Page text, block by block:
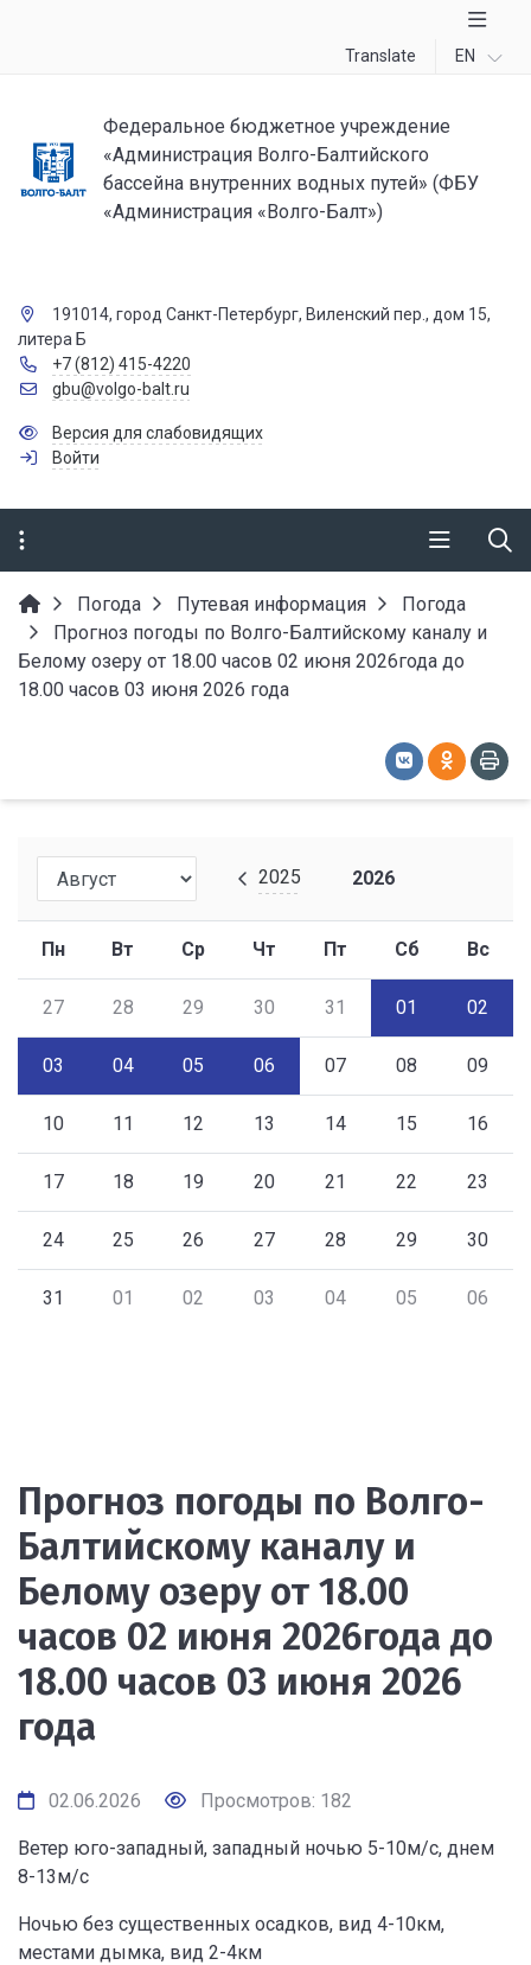
Translate EN
Федеральное бюджетное учреждение
«Администрация Волго-Балтийского
бассейна внутренних водных путей» (ФБУ
«Администрация «Волго-Балт»)
191014, город Санкт-Петербург, Виленский пер., дом 15,
литера Б
+7 (812) 415-4220
gbu@volgo-balt.ru
Версия для слабовидящих
Войти
Погода Путевая информация
Погода
Прогноз погоды по Волго-Балтийскому каналу и
Белому озеру от 18.00 часов 02 июня 2026года до
18.00 часов 03 июня 2026 года
2025 2026
Пн Вт Ср Чт Пт Сб Вс
27 28 29 30 31 01 02
03 04 05 06 07 08 09
10 11 12 13 14 15 16
17 18 19 20 21 22 23
24 25 26 27 28 29 30
31 01 02 03 04 05 06
Прогноз погоды по Волго-
Балтийскому каналу и
Белому озеру от 18.00
часов 02 июня 2026года до
18.00 часов 03 июня 2026
года
02.06.2026 Просмотров: 182
Ветер юго-западный, западный ночью 5-10м/с, днем
8-13м/с
Ночью без существенных осадков, вид 4-10км,
местами дымка, вид 2-4км